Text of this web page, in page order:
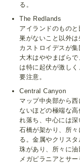
る。
The Redlands
アイランドのもの
巣がないこと以外
カストロイデスが
大木はややまばら
は特に起伏が激し
要注意。
Central Canyon
マップ中央部から
ないほどの極端な
れ落ち、中心には
石橋が架かり、所
る。金属やクリス
珠があり、所々に
メガピラニアとサ